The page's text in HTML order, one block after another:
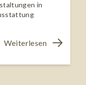
in
Weiterlesen